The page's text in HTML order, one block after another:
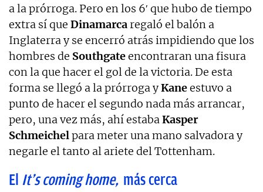
a la prórroga. Pero en los 6′ que hubo de tiempo
extra sí que Dinamarcaregaló el balón a
Inglaterra y se encerró atrás impidiendo que los
hombres de Southgateencontraran una fisura
con la que hacer el gol de la victoria. De esta
forma se llegó a la prórroga yKaneestuvo a
punto de hacer el segundo nada más arrancar,
pero, una vez más, ahí estabaKasper
Schmeichelpara meter una mano salvadora y
negarle el tanto al ariete del Tottenham.
El It’s coming home, más cerca